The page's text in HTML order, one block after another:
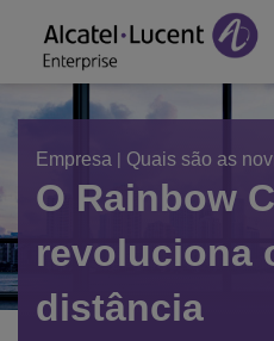
Empresa | Quais são as
O Rainbow
revoluciona
distância